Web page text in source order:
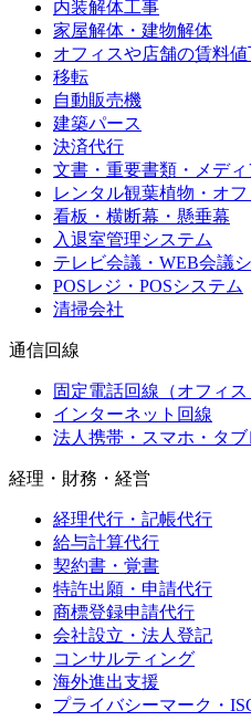
内装解体工事
家屋解体・建物解体
オフィスや店舗の賃料
移転
自動販売機
建築パース
決済代行
文書・重要書類・メディ
レンタル観葉植物・オ
看板・横断幕・懸垂幕
入退室管理システム
テレビ会議・WEB会議
POSレジ・POSシステム
清掃会社
通信回線
固定電話回線（オフィス
インターネット回線
法人携帯・スマホ・タブ
経理・財務・経営
経理代行・記帳代行
給与計算代行
契約書・覚書
特許出願・申請代行
商標登録申請代行
会社設立・法人登記
コンサルティング
海外進出支援
プライバシーマーク・